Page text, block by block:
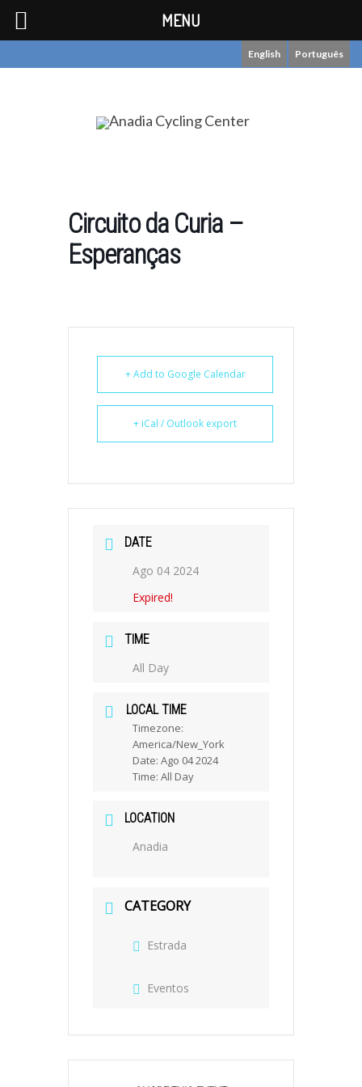
English Português
Circuito da Curia –
Esperanças
+ Add to Google Calendar
+ iCal / Outlook export
DATE
Ago 04 2024
Expired!
TIME
All Day
LOCAL TIME
Timezone:
America/New_York
Date: Ago 04 2024
Time: All Day
LOCATION
Anadia
CATEGORY
Estrada
Eventos
MENU